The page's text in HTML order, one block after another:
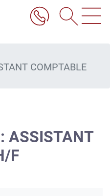
COMPTABLE
ASSISTANT
F